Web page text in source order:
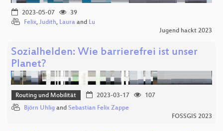
2023-05-07
39
Felix, Judith, Laura and Lu
Jugend hackt 2023
Sozialhelden: Wie barrierefrei ist unser
Planet?
Routing und Mobilität 2023-03-17
107
Björn Uhlig and Sebastian Felix Zappe
FOSSGIS 2023